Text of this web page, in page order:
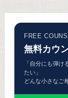
FREE
無料カウ
「自分にも弾
たい」
どんな小さなご